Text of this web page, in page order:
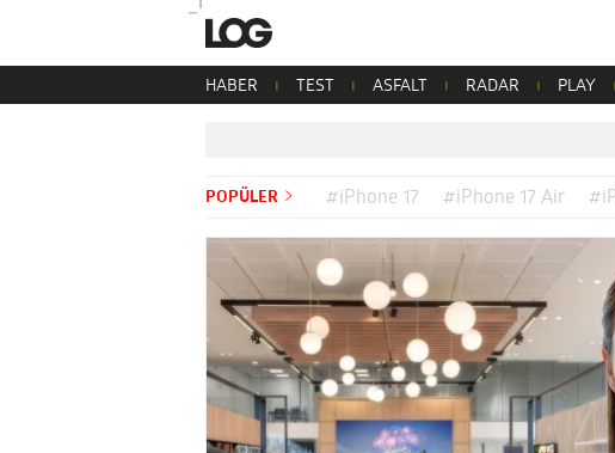
HABER TEST ASFALT RADAR PLAY
POPÜLER #iPhone 17 #iPhone 17 Air